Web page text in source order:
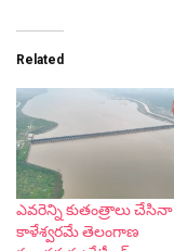
Related
ఎవరెన్ని కుతంత్రాలు చేసినా
కాళేశ్వరమే తెలంగాణ